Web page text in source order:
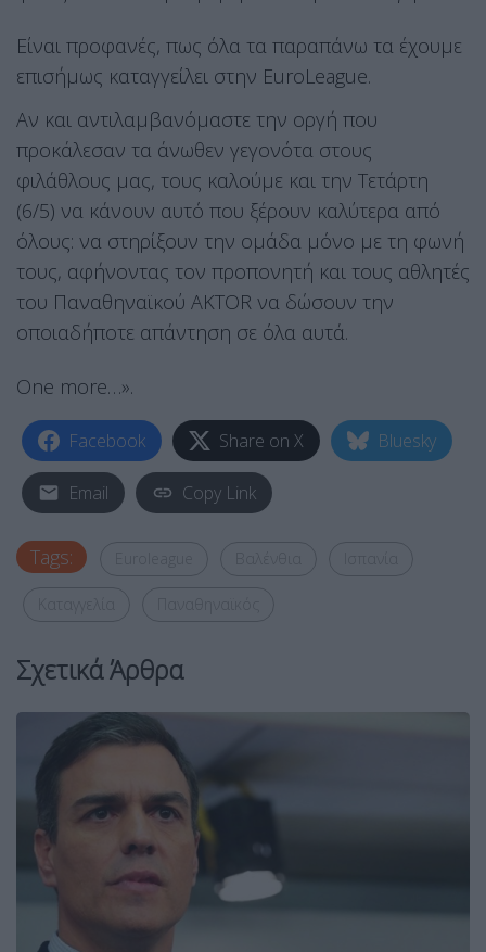
Είναι προφανές, πως όλα τα παραπάνω τα έχουμε
επισήμως καταγγείλει στην EuroLeague.
Αν και αντιλαμβανόμαστε την οργή που
προκάλεσαν τα άνωθεν γεγονότα στους
φιλάθλους μας, τους καλούμε και την Τετάρτη
(6/5) να κάνουν αυτό που ξέρουν καλύτερα από
όλους: να στηρίξουν την ομάδα μόνο με τη φωνή
τους, αφήνοντας τον προπονητή και τους αθλητές
του Παναθηναϊκού AKTOR να δώσουν την
οποιαδήποτε απάντηση σε όλα αυτά.
One more…».
Facebook Share on X Bluesky
Email Copy Link
Tags:
Σχετικά Άρθρα